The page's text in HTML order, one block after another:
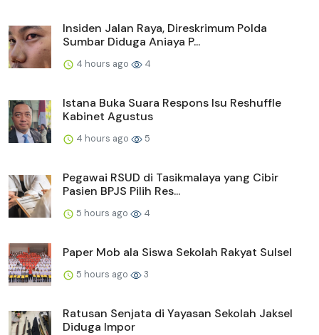
Insiden Jalan Raya, Direskrimum Polda
Sumbar Diduga Aniaya P...
4 hours ago 4
Istana Buka Suara Respons Isu Reshuffle
Kabinet Agustus
4 hours ago 5
Pegawai RSUD di Tasikmalaya yang Cibir
Pasien BPJS Pilih Res...
5 hours ago 4
Paper Mob ala Siswa Sekolah Rakyat Sulsel
5 hours ago 3
Ratusan Senjata di Yayasan Sekolah Jaksel
Diduga Impor